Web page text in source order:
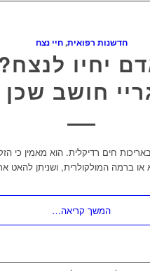
חדשנות רפואית,חיי נצח
יחיו
חושב שכן
חים רדיקלית. הוא מאמין כי
ברמה המולקולרית, ושניתן להאט
המשך קריאה…